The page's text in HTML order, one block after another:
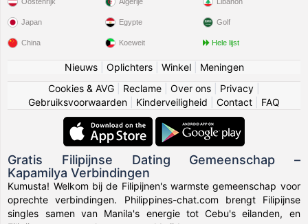
Japan
China
Egypte
Koeweit
Golf
Hele lijst
Nieuws| Oplichters| Winkel| Meningen
Cookies & AVG
Reclame Over ons Privacy
Gebruiksvoorwaarden
Kinderveiligheid Contact FAQ
Gratis Filipijnse Dating Gemeenschap –
Kapamilya Verbindingen
Kumusta! Welkom bij de Filipijnen's warmste gemeenschap voor
oprechte verbindingen. Philippines-chat.com brengt Filipijnse
singles samen van Manila's energie tot Cebu's eilanden, en